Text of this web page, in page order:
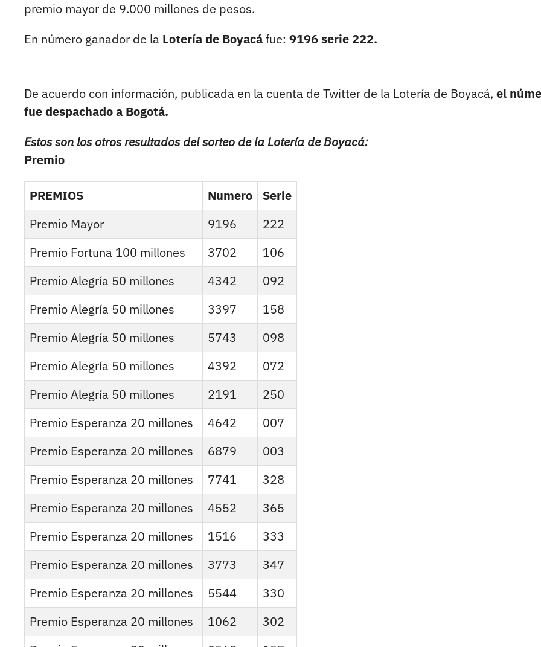
premio mayor de 9.000 millones de pesos.
En número ganador de la Lotería de Boyacáfue: 9196 serie 222.
De acuerdo con información, publicada en la cuenta de Twitter de la Lotería de Boyacá, el
fue despachado a Bogotá.
Estos son los otros resultados del sorteo de la Lotería de Boyacá:
Premio
PREMIOS Numero
Serie
Premio Mayor
9196
222
Premio Fortuna 100 millones
3702
106
Premio Alegría 50 millones
4342
092
Premio Alegría 50 millones
3397
158
Premio Alegría 50 millones
5743
098
Premio Alegría 50 millones
4392
072
Premio Alegría 50 millones
2191
250
Premio Esperanza 20 millones
4642
007
Premio Esperanza 20 millones
6879
003
Premio Esperanza 20 millones
7741
328
Premio Esperanza 20 millones
4552
365
Premio Esperanza 20 millones
1516
333
Premio Esperanza 20 millones
3773
347
Premio Esperanza 20 millones
5544
330
Premio Esperanza 20 millones
1062
302